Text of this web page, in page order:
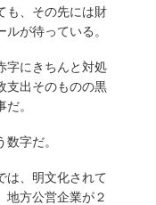
も、その先には財
が待っている。
字にきちんと対処
支出そのものの黒
。
字だ。
は、明文化されて
地方公営企業が２